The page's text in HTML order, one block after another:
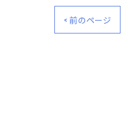
< 前のページ